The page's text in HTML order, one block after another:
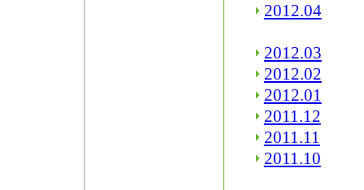
2012.04
2012.03
2012.02
2012.01
2011.12
2011.11
2011.10